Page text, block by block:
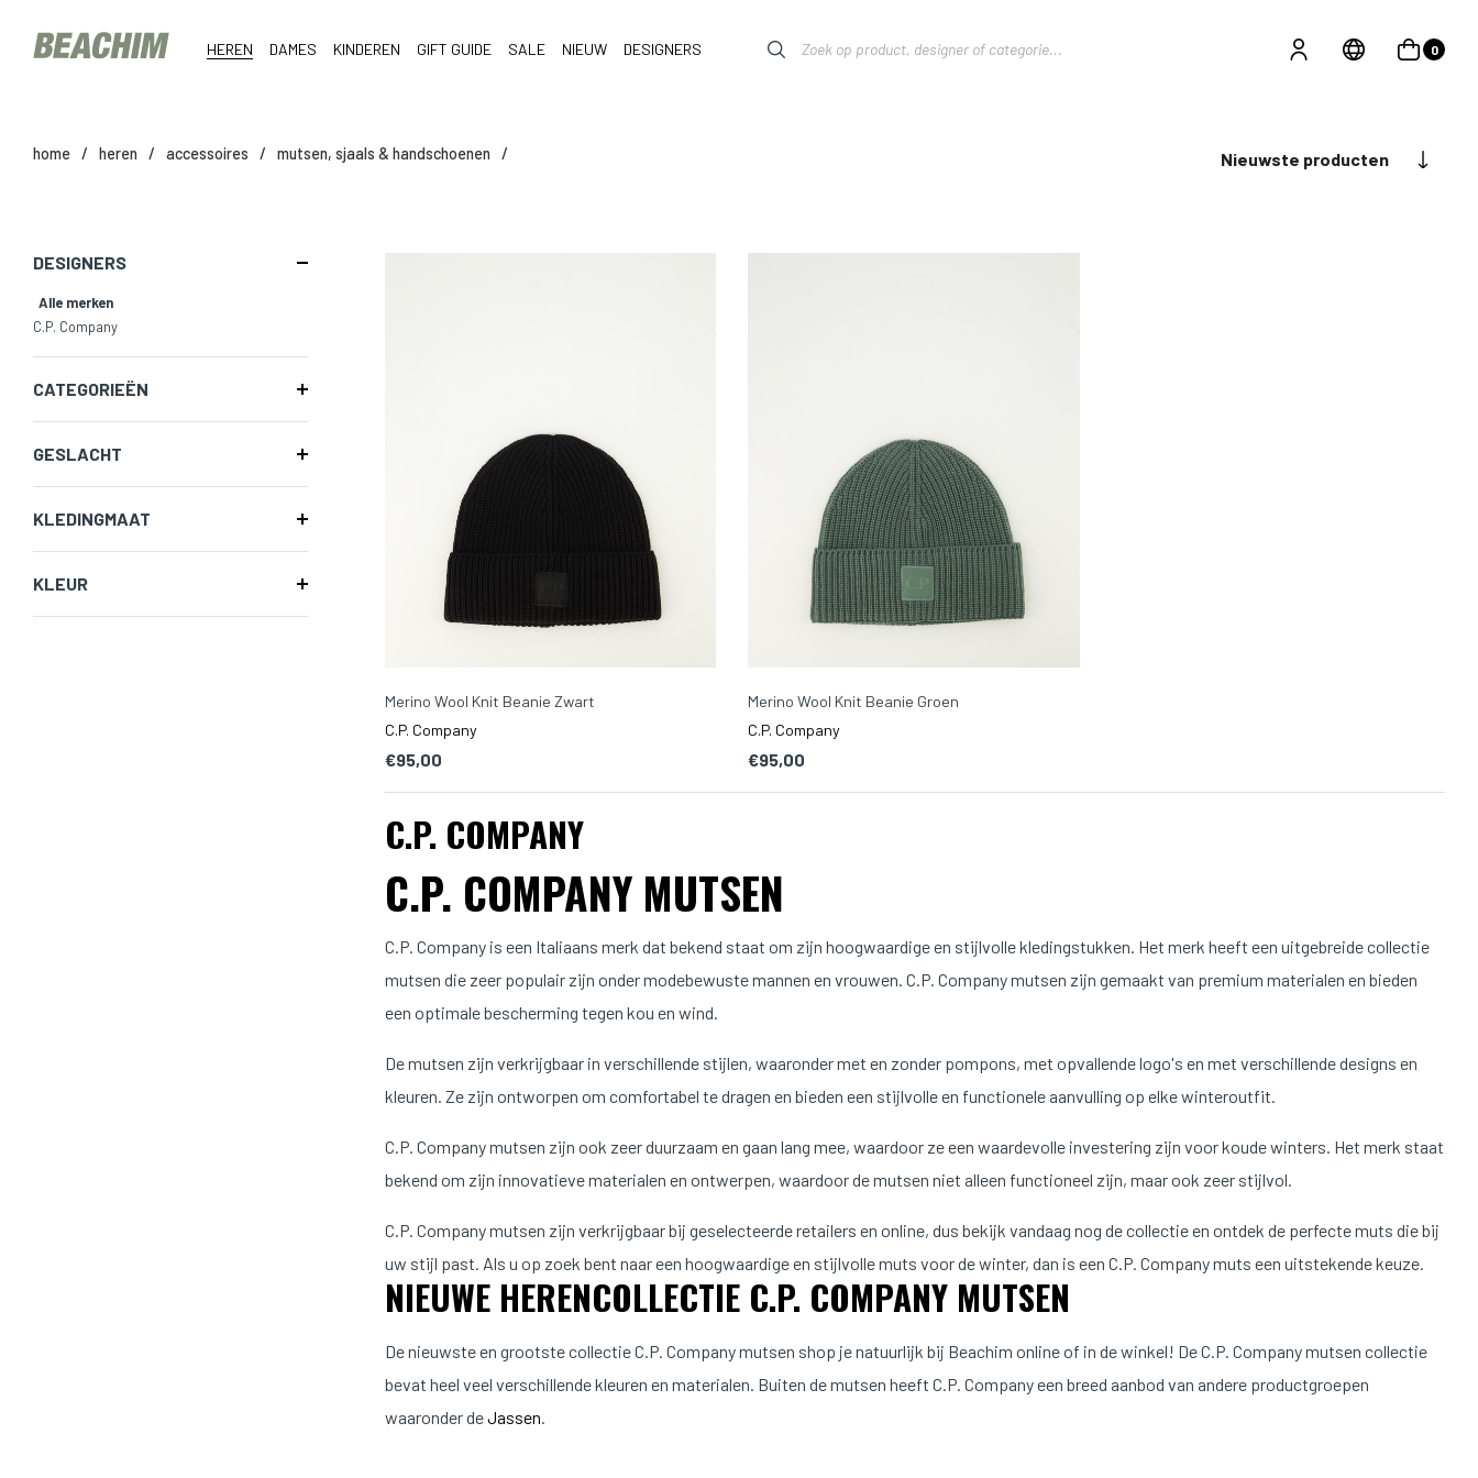
HEREN DAMES KINDEREN GIFT GUIDE SALE NIEUW DESIGNERS 0
home / heren / accessoires / mutsen, sjaals & handschoenen / Nieuwste producten
DESIGNERS
Alle merken
C.P. Company
CATEGORIEËN
GESLACHT
KLEDINGMAAT
KLEUR
Merino Wool Knit Beanie Zwart
C.P. Company
€95,00
Merino Wool Knit Beanie Groen
C.P. Company
€95,00
C.P. COMPANY
C.P. COMPANY MUTSEN
C.P. Company is een Italiaans merk dat bekend staat om zijn hoogwaardige en stijlvolle kledingstukken. Het merk heeft een uitgebreide collectie
mutsen die zeer populair zijn onder modebewuste mannen en vrouwen. C.P. Company mutsen zijn gemaakt van premium materialen en bieden
een optimale bescherming tegen kou en wind.
De mutsen zijn verkrijgbaar in verschillende stijlen, waaronder met en zonder pompons, met opvallende logo's en met verschillende designs en
kleuren. Ze zijn ontworpen om comfortabel te dragen en bieden een stijlvolle en functionele aanvulling op elke winteroutfit.
C.P. Company mutsen zijn ook zeer duurzaam en gaan lang mee, waardoor ze een waardevolle investering zijn voor koude winters. Het merk staat
bekend om zijn innovatieve materialen en ontwerpen, waardoor de mutsen niet alleen functioneel zijn, maar ook zeer stijlvol.
C.P. Company mutsen zijn verkrijgbaar bij geselecteerde retailers en online, dus bekijk vandaag nog de collectie en ontdek de perfecte muts die bij
uw stijl past. Als u op zoek bent naar een hoogwaardige en stijlvolle muts voor de winter, dan is een C.P. Company muts een uitstekende keuze.
NIEUWE HERENCOLLECTIE C.P. COMPANY MUTSEN
De nieuwste en grootste collectie C.P. Company mutsen shop je natuurlijk bij Beachim online of in de winkel! De C.P. Company mutsen collectie
bevat heel veel verschillende kleuren en materialen. Buiten de mutsen heeft C.P. Company een breed aanbod van andere productgroepen
waaronder deJassen